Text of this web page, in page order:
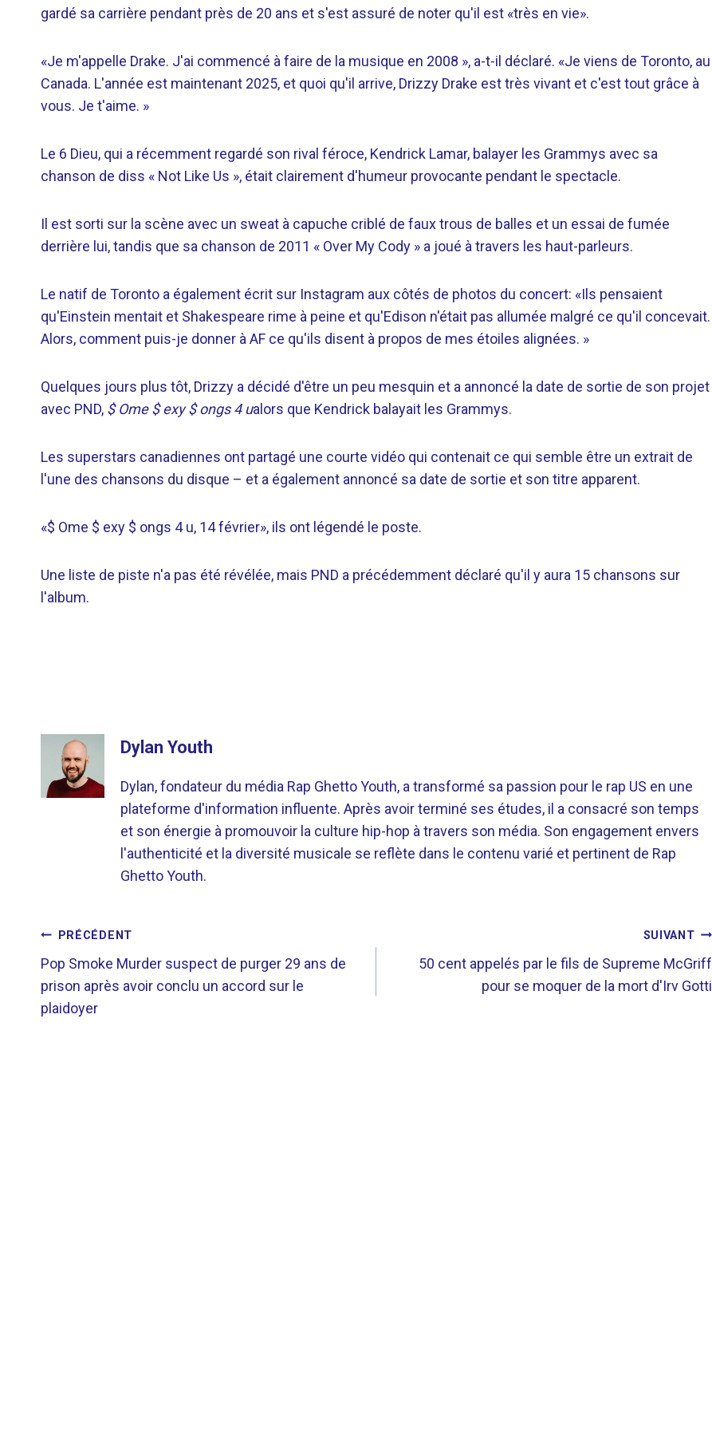
gardé sa carrière pendant près de 20 ans et s'est assuré de noter qu'il est «très en vie».
«Je m'appelle Drake. J'ai commencé à faire de la musique en 2008 », a-t-il déclaré. «Je viens de Toronto, au
Canada. L'année est maintenant 2025, et quoi qu'il arrive, Drizzy Drake est très vivant et c'est tout grâce à
vous. Je t'aime. »
Le 6 Dieu, qui a récemment regardé son rival féroce, Kendrick Lamar, balayer les Grammys avec sa
chanson de diss « Not Like Us », était clairement d'humeur provocante pendant le spectacle.
Il est sorti sur la scène avec un sweat à capuche criblé de faux trous de balles et un essai de fumée
derrière lui, tandis que sa chanson de 2011 « Over My Cody » a joué à travers les haut-parleurs.
Le natif de Toronto a également écrit sur Instagram aux côtés de photos du concert: «Ils pensaient
qu'Einstein mentait et Shakespeare rime à peine et qu'Edison n'était pas allumée malgré ce qu'il concevait.
Alors, comment puis-je donner à AF ce qu'ils disent à propos de mes étoiles alignées. »
Quelques jours plus tôt, Drizzy a décidé d'être un peu mesquin et a annoncé la date de sortie de son projet
avec PND, $ Ome $ exy $ ongs 4 ualors que Kendrick balayait les Grammys.
Les superstars canadiennes ont partagé une courte vidéo qui contenait ce qui semble être un extrait de
l'une des chansons du disque – et a également annoncé sa date de sortie et son titre apparent.
«$ Ome $ exy $ ongs 4 u, 14 février», ils ont légendé le poste.
Une liste de piste n'a pas été révélée, mais PND a précédemment déclaré qu'il y aura 15 chansons sur
l'album.
Dylan Youth
Dylan, fondateur du média Rap Ghetto Youth, a transformé sa passion pour le rap US en une
plateforme d'information influente. Après avoir terminé ses études, il a consacré son temps
et son énergie à promouvoir la culture hip-hop à travers son média. Son engagement envers
l'authenticité et la diversité musicale se reflète dans le contenu varié et pertinent de Rap
Ghetto Youth.
NAVIGATION
DE
L’ARTICLE
PRÉCÉDENT
Pop Smoke Murder suspect de purger 29 ans de
prison après avoir conclu un accord sur le
plaidoyer
SUIVANT
50 cent appelés par le fils de Supreme McGriff
pour se moquer de la mort d'Irv Gotti